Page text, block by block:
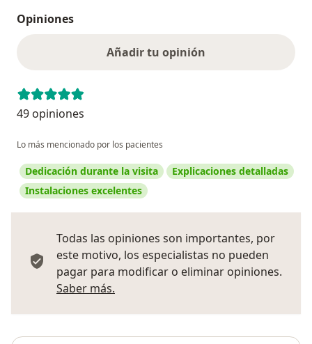
Opiniones
Añadir tu opinión
49 opiniones
Lo más mencionado por los pacientes
Dedicación durante la visita
Explicaciones detalladas
Instalaciones excelentes
Todas las opiniones son importantes, por
este motivo, los especialistas no pueden
pagar para modificar o eliminar opiniones.
Saber más.